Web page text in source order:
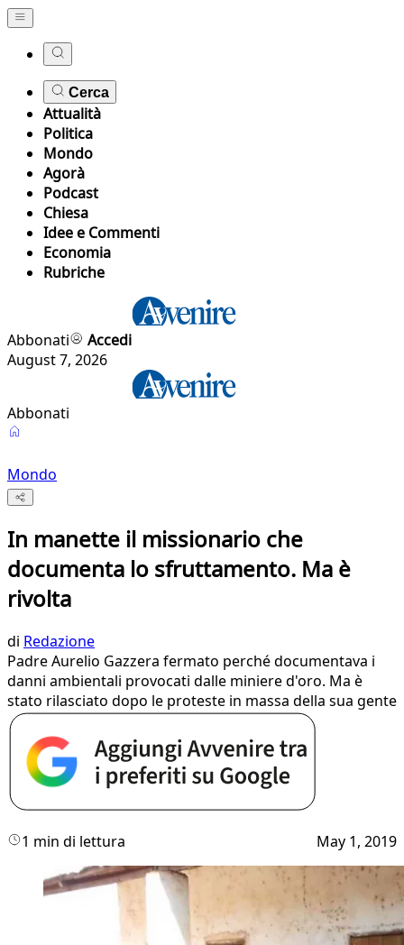
Cerca
Attualità
Politica
Mondo
Agorà
Podcast
Chiesa
Idee e Commenti
Economia
Rubriche
Abbonati
Accedi
August 7, 2026
Abbonati
Mondo
In manette il missionario che
documenta lo sfruttamento. Ma è
rivolta
di Redazione
Padre Aurelio Gazzera fermato perché documentava i
danni ambientali provocati dalle miniere d'oro. Ma è
stato rilasciato dopo le proteste in massa della sua gente
1 min di lettura May 1, 2019